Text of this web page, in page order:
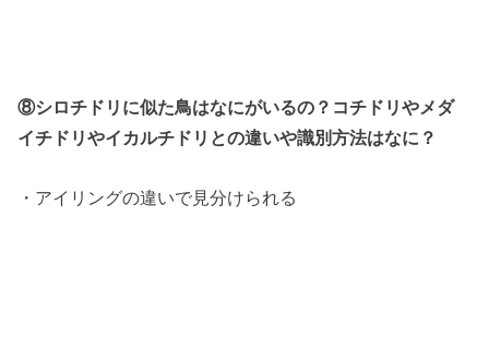
⑧シロチドリに似た鳥はなにがいるの？コチドリやメダ
イチドリやイカルチドリとの違いや識別方法はなに？
・アイリングの違いで見分けられる